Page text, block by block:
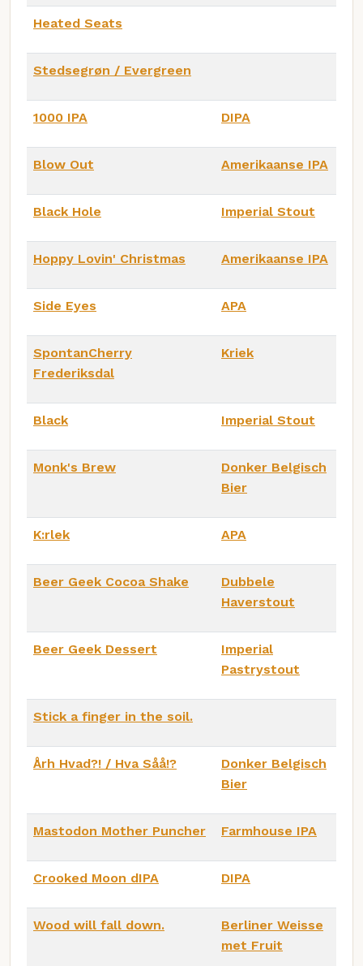
Heated Seats
Stedsegrøn / Evergreen
1000 IPA DIPA
Blow Out Amerikaanse IPA
Black Hole Imperial Stout
Hoppy Lovin' Christmas Amerikaanse IPA
Side Eyes APA
SpontanCherry
Frederiksdal
Kriek
Black Imperial Stout
Monk's Brew
Donker Belgisch
Bier
K:rlek APA
Beer Geek Cocoa Shake
Dubbele
Haverstout
Beer Geek Dessert
Imperial
Pastrystout
Stick a finger in the soil.
Årh Hvad?! / Hva Såå!?
Donker Belgisch
Bier
Mastodon Mother Puncher Farmhouse IPA
Crooked Moon dIPA DIPA
Wood will fall down.
Berliner Weisse
met Fruit